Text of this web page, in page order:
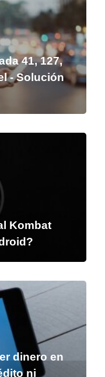
41, 127,
- Solución
Kombat
dinero en
ni